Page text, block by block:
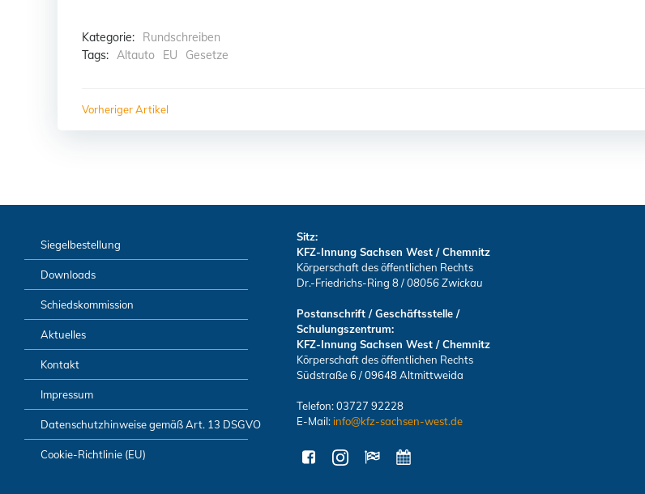
Kategorie:
Rundschreiben
Tags: Altauto EU Gesetze
Post
Vorheriger Artikel
Siegelbestellung
Downloads
Schiedskommission
Aktuelles
Kontakt
Impressum
Datenschutzhinweise gemäß Art. 13 DSGVO
Cookie-Richtlinie (EU)
Sitz:
KFZ-Innung Sachsen West / Chemnitz
Körperschaft des öffentlichen Rechts
Dr.-Friedrichs-Ring 8/08056 Zwickau
Postanschrift / Geschäftsstelle /
Schulungszentrum:
KFZ-Innung Sachsen West / Chemnitz
Körperschaft des öffentlichen Rechts
Südstraße 6 / 09648 Altmittweida
Telefon: 03727 92228
E-Mail: info@kfz-sachsen-west.de